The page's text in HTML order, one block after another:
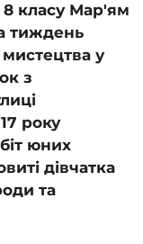
класу Мар'ям
тиждень
у
з
року
юних
дівчатка
та